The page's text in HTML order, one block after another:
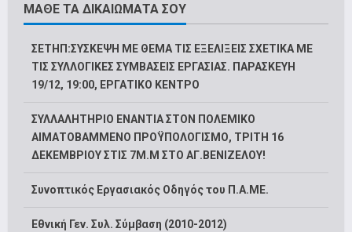
ΜΑΘΕ ΤΑ ΔΙΚΑΙΩΜΑΤΑ ΣΟΥ
ΣΕΤΗΠ:ΣΥΣΚΕΨΗ ΜΕ ΘΕΜΑ ΤΙΣ ΕΞΕΛΙΞΕΙΣ ΣΧΕΤΙΚΑ ΜΕ
ΤΙΣ ΣΥΛΛΟΓΙΚΕΣ ΣΥΜΒΑΣΕΙΣ ΕΡΓΑΣΙΑΣ. ΠΑΡΑΣΚΕΥΗ
19/12, 19:00, ΕΡΓΑΤΙΚΟ ΚΕΝΤΡΟ
ΣΥΛΛΑΛΗΤΗΡΙΟ ΕΝΑΝΤΙΑ ΣΤΟΝ ΠΟΛΕΜΙΚΟ
ΑΙΜΑΤΟΒΑΜΜΕΝΟ ΠΡΟΫΠΟΛΟΓΙΣΜΟ, ΤΡΙΤΗ 16
ΔΕΚΕΜΒΡΙΟΥ ΣΤΙΣ 7Μ.Μ ΣΤΟ ΑΓ.ΒΕΝΙΖΕΛΟΥ!
Συνοπτικός Εργασιακός Οδηγός του Π.Α.ΜΕ.
Εθνική Γεν. Συλ. Σύμβαση (2010-2012)